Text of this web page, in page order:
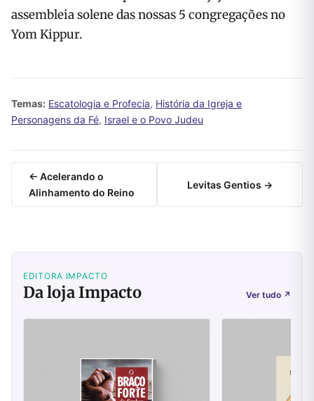
assembleia solene das nossas 5 congregações no
Yom Kippur.
Temas: Escatologia e Profecia, História da Igreja e
Personagens da Fé, Israel e o Povo Judeu
← Acelerando o
Alinhamento do Reino
Levitas Gentios →
EDITORA IMPACTO
Da loja Impacto Ver tudo ↗